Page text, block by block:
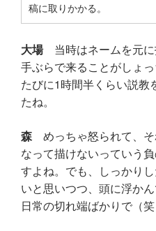
稿に取りかかる。
大場 当時はネームを元
手ぶらで来ることがしょ
たびに1時間半くらい説教
たね。
森 めっちゃ怒られて、
なって描けないっていう
すよね。でも、しっかり
いと思いつつ、頭に浮か
日常の切れ端ばかりで（笑